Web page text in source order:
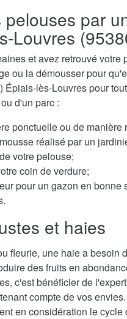
par
Louvres
et avez retrouvé votre
ou la démousser pour
lès-Louvres pour
d'un parc :
ponctuelle ou de manière
réalisé par un
votre pelouse;
coin de verdure;
pour un gazon en bonne
et haies
fleurie, une haie a besoin
des fruits en
c'est bénéficier de
compte de vos
en considération le cycle